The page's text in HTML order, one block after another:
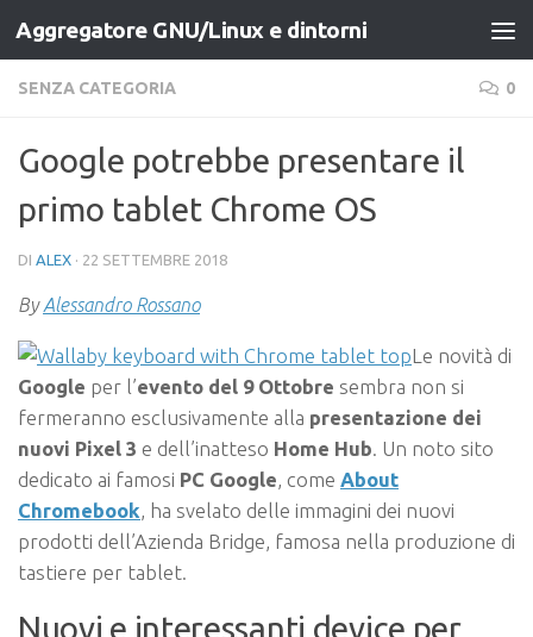
Salta al contenuto
Aggregatore GNU/Linux e dintorni
SENZA CATEGORIA 0
Google potrebbe presentare il
primo tablet Chrome OS
DI ALEX · 22 SETTEMBRE 2018
ByAlessandro Rossano
Le novità di
Google per l’evento del 9 Ottobre sembra non si
fermeranno esclusivamente alla presentazione dei
nuovi Pixel 3 e dell’inatteso Home Hub . Un noto sito
dedicato ai famosi PC Google , come About
Chromebook , ha svelato delle immagini dei nuovi
prodotti dell’Azienda Bridge, famosa nella produzione di
tastiere per tablet.
Nuovi e interessanti device per